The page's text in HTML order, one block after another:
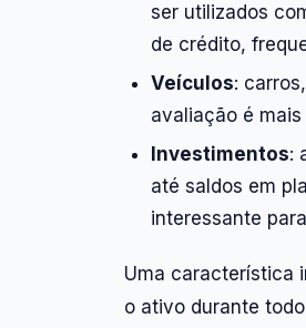
ser utilizados
de crédito,
Veículos:
avaliação é
Investimentos:
até saldos em
interessante
Uma característica
o ativo durante